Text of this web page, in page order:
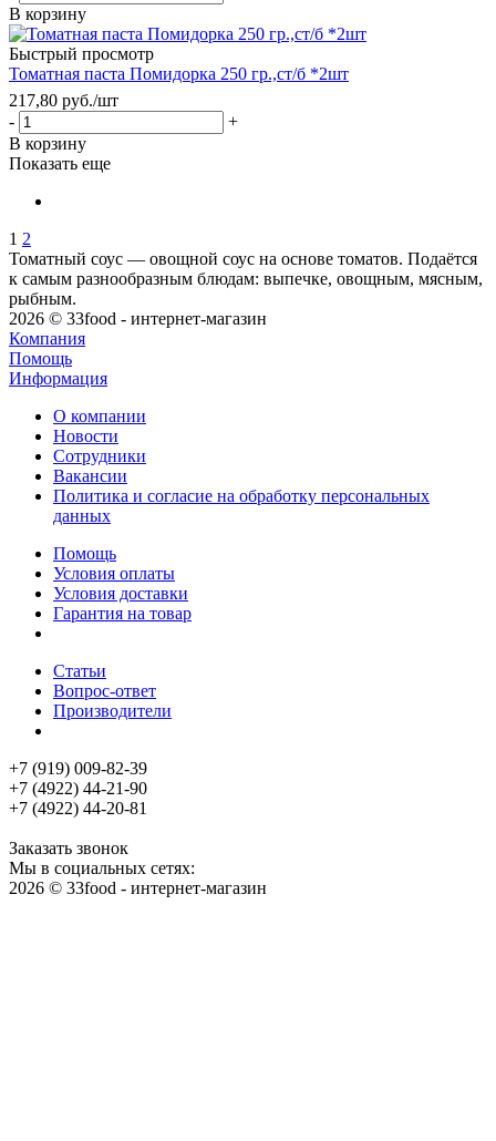
В корзину
Быстрый просмотр
Томатная паста Помидорка 250 гр.,ст/б *2шт
217,80 руб./шт
-
+
В корзину
Показать еще
1 2
Томатный соус — овощной соус на основе томатов. Подаётся
к самым разнообразным блюдам: выпечке, овощным, мясным,
рыбным.
2026 © 33food - интернет-магазин
Компания
Помощь
Информация
О компании
Новости
Сотрудники
Вакансии
Политика и согласие на обработку персональных
данных
Помощь
Условия оплаты
Условия доставки
Гарантия на товар
Статьи
Вопрос-ответ
Производители
+7 (919) 009-82-39
+7 (4922) 44-21-90
+7 (4922) 44-20-81
Заказать звонок
Мы в социальных сетях:
2026 © 33food - интернет-магазин